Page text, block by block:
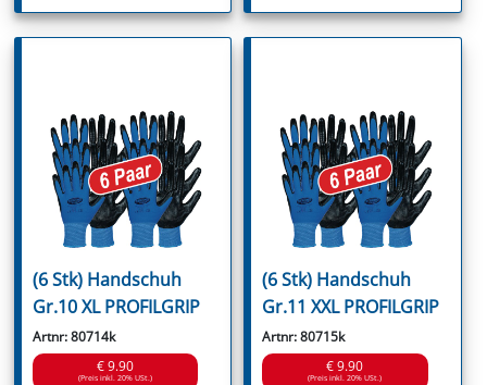
(6 Stk) Handschuh
Gr.10 XL PROFILGRIP
Artnr: 80714k
€ 9.90
(Preis inkl. 20% USt.)
(6 Stk) Handschuh
Gr.11 XXL PROFILGRIP
Artnr: 80715k
€ 9.90
(Preis inkl. 20% USt.)